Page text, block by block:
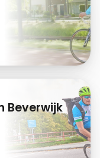
Beverwijk